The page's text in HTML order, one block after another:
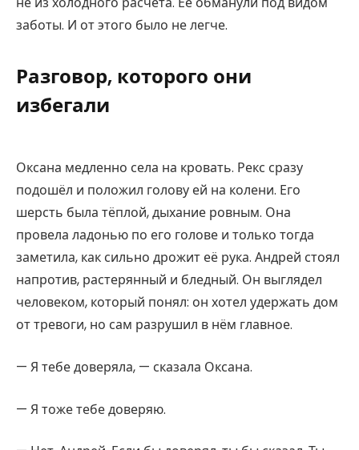
заботы. И от этого было не легче.
Разговор, которого они
избегали
Оксана медленно села на кровать. Рекс сразу
подошёл и положил голову ей на колени. Его
шерсть была тёплой, дыхание ровным. Она
провела ладонью по его голове и только тогда
заметила, как сильно дрожит её рука. Андрей стоял
напротив, растерянный и бледный. Он выглядел
человеком, который понял: он хотел удержать дом
от тревоги, но сам разрушил в нём главное.
— Я тебе доверяла, — сказала Оксана.
— Я тоже тебе доверяю.